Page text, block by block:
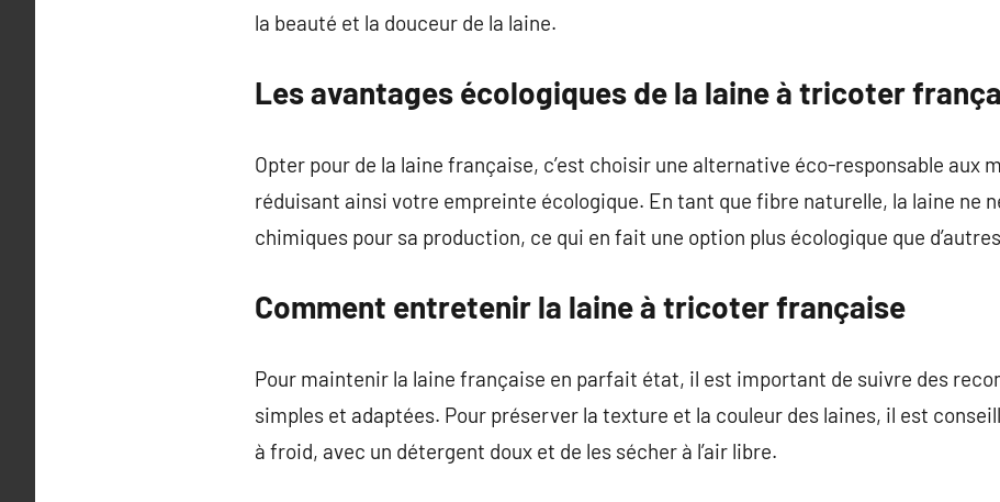
la beauté et la douceur de la laine.
Les avantages écologiques de la laine à tricoter
Opter pour de la laine française, c’est choisir une alternative éco-responsable aux
réduisant ainsi votre empreinte écologique. En tant que fibre naturelle, la laine ne
chimiques pour sa production, ce qui en fait une option plus écologique que
Comment entretenir la laine à tricoter française
Pour maintenir la laine française en parfait état, il est important de suivre des
simples et adaptées. Pour préserver la texture et la couleur des laines, il est
à froid, avec un détergent doux et de les sécher à l’air libre.